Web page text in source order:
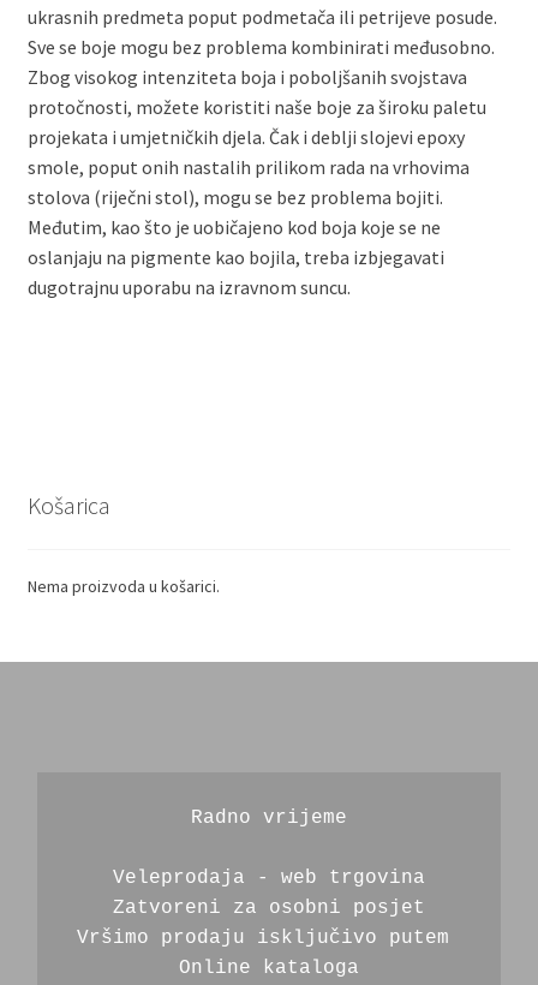
ukrasnih predmeta poput podmetača ili petrijeve posude.
Sve se boje mogu bez problema kombinirati međusobno.
Zbog visokog intenziteta boja i poboljšanih svojstava
protočnosti, možete koristiti naše boje za široku paletu
projekata i umjetničkih djela. Čak i deblji slojevi epoxy
smole, poput onih nastalih prilikom rada na vrhovima
stolova (riječni stol), mogu se bez problema bojiti.
Međutim, kao što je uobičajeno kod boja koje se ne
oslanjaju na pigmente kao bojila, treba izbjegavati
dugotrajnu uporabu na izravnom suncu.
Košarica
Nema proizvoda u košarici.
Radno vrijeme
Veleprodaja - web trgovina
Zatvoreni za osobni posjet
Vršimo prodaju isključivo putem
Online kataloga